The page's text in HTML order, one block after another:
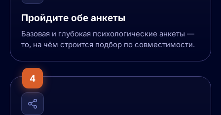
Пройдите обе анкеты
Базовая и глубокая психологические анкеты —
то, на чём строится подбор по совместимости.
4